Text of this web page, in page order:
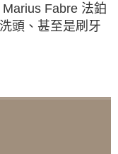
Fabre 法鉑
頭、甚至是刷牙